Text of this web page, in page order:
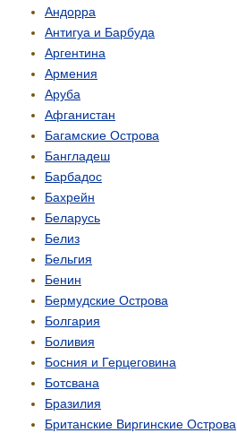
Андорра
Антигуа и Барбуда
Аргентина
Армения
Аруба
Афганистан
Багамские Острова
Бангладеш
Барбадос
Бахрейн
Беларусь
Белиз
Бельгия
Бенин
Бермудские Острова
Болгария
Боливия
Босния и Герцеговина
Ботсвана
Бразилия
Британские Виргинские Острова